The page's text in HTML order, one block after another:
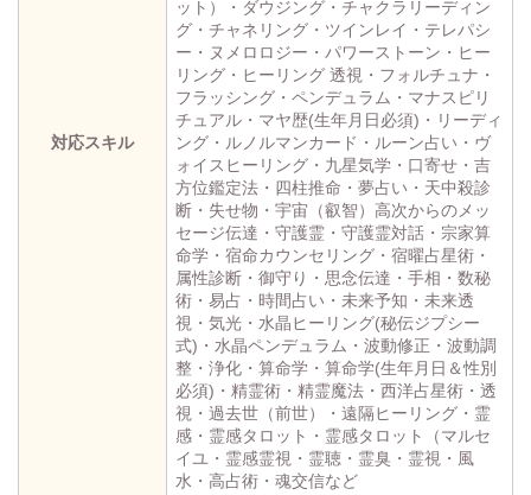
対応スキル
ット）・ダウジング・チャクラリーディン
グ・チャネリング・ツインレイ・テレパシ
ー・ヌメロロジー・パワーストーン・ヒー
リング・ヒーリング 透視・フォルチュナ・
フラッシング・ペンデュラム・マナスピリ
チュアル・マヤ歴(生年月日必須)・リーディ
ング・ルノルマンカード・ルーン占い・ヴ
ォイスヒーリング・九星気学・口寄せ・吉
方位鑑定法・四柱推命・夢占い・天中殺診
断・失せ物・宇宙（叡智）高次からのメッ
セージ伝達・守護霊・守護霊対話・宗家算
命学・宿命カウンセリング・宿曜占星術・
属性診断・御守り・思念伝達・手相・数秘
術・易占・時間占い・未来予知・未来透
視・気光・水晶ヒーリング(秘伝ジプシー
式)・水晶ペンデュラム・波動修正・波動調
整・浄化・算命学・算命学(生年月日＆性別
必須)・精霊術・精霊魔法・西洋占星術・透
視・過去世（前世）・遠隔ヒーリング・霊
感・霊感タロット・霊感タロット（マルセ
イユ・霊感霊視・霊聴・霊臭・霊視・風
水・高占術・魂交信など